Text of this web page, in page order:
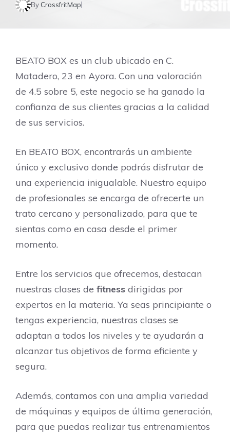
By CrossfritMap
BEATO BOX es un club ubicado en C.
Matadero, 23 en Ayora. Con una valoración
de 4.5 sobre 5, este negocio se ha ganado la
confianza de sus clientes gracias a la calidad
de sus servicios.
En BEATO BOX, encontrarás un ambiente
único y exclusivo donde podrás disfrutar de
una experiencia inigualable. Nuestro equipo
de profesionales se encarga de ofrecerte un
trato cercano y personalizado, para que te
sientas como en casa desde el primer
momento.
Entre los servicios que ofrecemos, destacan
nuestras clases de fitness dirigidas por
expertos en la materia. Ya seas principiante o
tengas experiencia, nuestras clases se
adaptan a todos los niveles y te ayudarán a
alcanzar tus objetivos de forma eficiente y
segura.
Además, contamos con una amplia variedad
de máquinas y equipos de última generación,
para que puedas realizar tus entrenamientos